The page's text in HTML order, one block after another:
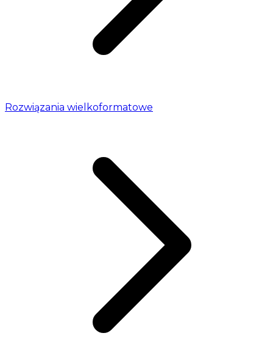
Rozwiązania wielkoformatowe